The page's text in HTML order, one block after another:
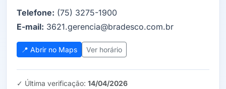
Telefone: (75) 3275-1900
E-mail: 3621.gerencia@bradesco.com.br
📍 Abrir no Maps Ver horário
✓ Última verificação: 14/04/2026